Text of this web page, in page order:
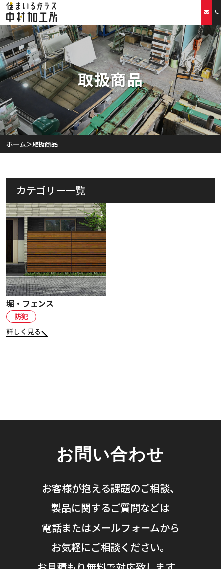
ホーム
当社の特徴
取扱商品
リフォームプラン
ご利用案内
スタッフ紹介
会社概要
お知らせ・社内報
採用情報
取扱商品
ホーム＞取扱商品
カテゴリー一覧
堀・フェンス
防犯
詳しく見る
お問い合わせ
お客様が抱える課題のご相談、
製品に関するご質問などは
電話またはメールフォームから
お気軽にご相談ください。